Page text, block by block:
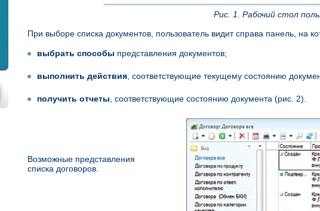
Рис. 1. Рабочий стол
При выборе списка документов, пользователь видит справа панель, на
выбрать способы представления документов;
выполнить действия, соответствующие текущему состоянию
получить отчеты , соответствующие состоянию документа (рис. 2).
Возможные представления
списка договоров.